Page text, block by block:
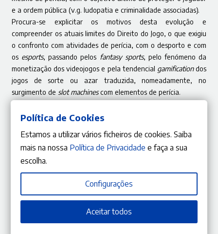
e a ordem pública (v.g. ludopatia e criminalidade associadas).
Procura-se explicitar os motivos desta evolução e
compreender os atuais limites do Direito do Jogo, o que exigiu
o confronto com atividades de perícia, com o desporto e com
os esports, passando pelos fantasy sports, pelo fenómeno da
monetização dos videojogos e pela tendencial gamificationdos
jogos de sorte ou azar traduzida, nomeadamente, no
surgimento de slot machinescom elementos de perícia.
A definição de Jogo vive, atualmente, entre duas exigências:
por um lado, e devido à sua relevância penal, tem de ser
insta a uma definição flexível que permita a sua aplicação a
novas formas de Jogo.
Sobre o Autor
Carla Vicente
Política de Cookies
Estamos a utilizar vários ficheiros de cookies. Saiba
mais na nossa Política de Privacidade e faça a sua
escolha.
Configurações
Aceitar todos